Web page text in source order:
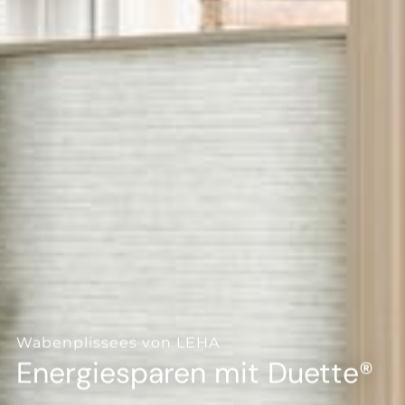
--
Wabenplissees von LEHA
Energiesparen mit Duette®